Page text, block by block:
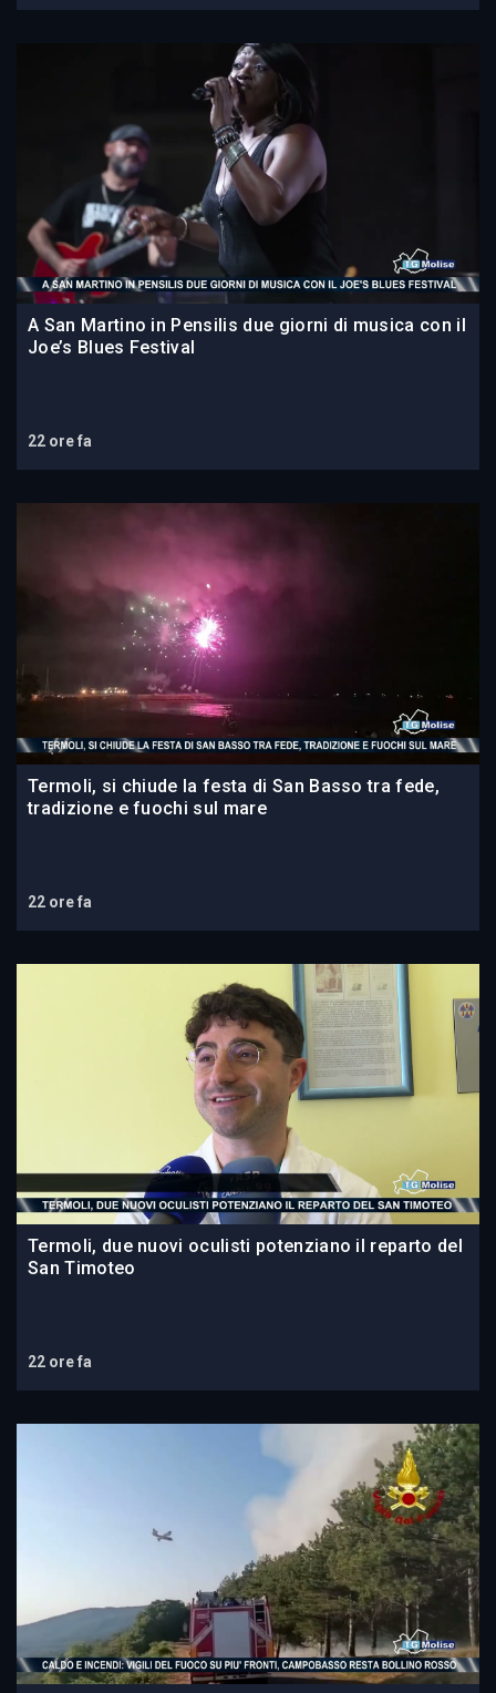
A San Martino in Pensilis due giorni di musica con il
Joe’s Blues Festival
22 ore fa
Termoli, si chiude la festa di San Basso tra fede,
tradizione e fuochi sul mare
22 ore fa
Termoli, due nuovi oculisti potenziano il reparto del
San Timoteo
22 ore fa